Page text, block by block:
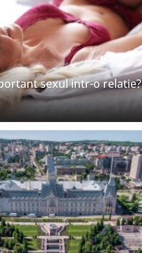
sexul intr-o relatie?